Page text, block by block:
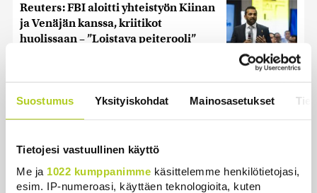
Suostumus Yksityiskohdat Mainosasetukset
Tietojesi vastuullinen käyttö
Me ja 1022 kumppanimme käsittelemme henkilötietojasi,
esim. IP-numeroasi, käyttäen teknologioita, kuten
Reuters: FBI aloitti yhteistyön Kiinan
ja Venäjän kanssa, kriitikot
huolissaan – ”Loistava peiterooli”
vaikeaa, sanoo Iranin presidentti
Uutiset | 6.8.2026 0:58